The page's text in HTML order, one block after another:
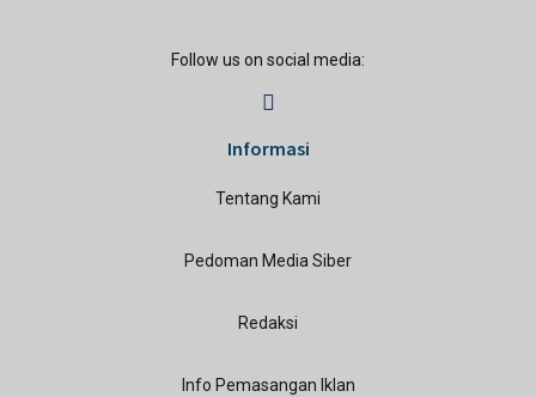
Follow us on social media:
Informasi
Tentang Kami
Pedoman Media Siber
Redaksi
Info Pemasangan Iklan